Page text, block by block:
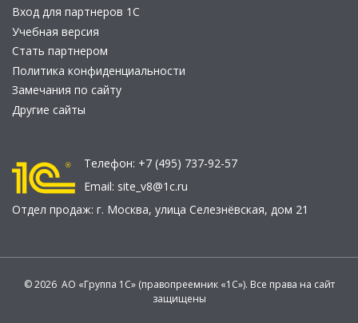
Вход для партнеров 1С
Учебная версия
Стать партнером
Политика конфиденциальности
Замечания по сайту
Другие сайты
Телефон: +7 (495) 737-92-57
Email: site_v8@1c.ru
Отдел продаж: г. Москва, улица Селезнёвская, дом 21
© 2026 АО «Группа 1С» (правопреемник «1С»). Все права на сайт
защищены